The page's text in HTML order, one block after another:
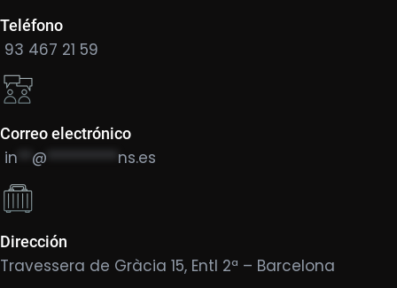
Teléfono
93 467 21 59
Correo electrónico
in @ ********** ns.es
Dirección
Travessera de Gràcia 15, Entl 2ª – Barcelona